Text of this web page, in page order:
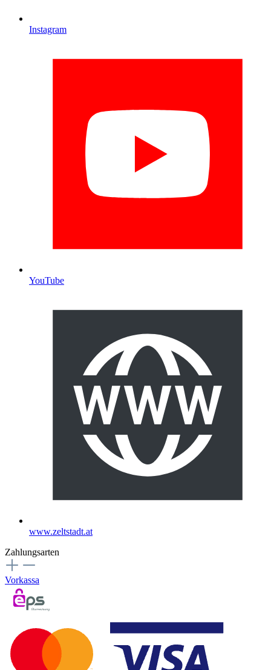
Instagram
YouTube
www.zeltstadt.at
Zahlungsarten
Vorkassa